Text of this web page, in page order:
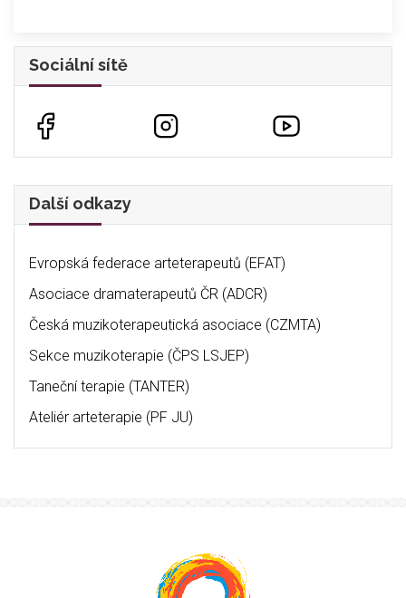
Sociální sítě
Další odkazy
Evropská federace arteterapeutů (EFAT)
Asociace dramaterapeutů ČR (ADCR)
Česká muzikoterapeutická asociace (CZMTA)
Sekce muzikoterapie (ČPS LSJEP)
Taneční terapie (TANTER)
Ateliér arteterapie (PF JU)